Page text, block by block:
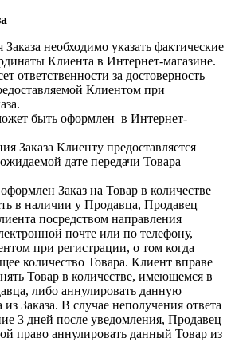
необходимо указать фактические
Клиента в Интернет-магазине.
ответственности за достоверность
Клиентом при
быть оформлен в Интернет-
Заказа Клиенту предоставляется
дате передачи Товара
Заказ на Товар в количестве
в наличии у Продавца, Продавец
посредством направления
почте или по телефону,
при регистрации, о том когда
количество Товара. Клиент вправе
Товар в количестве, имеющемся в
либо аннулировать данную
Заказа. В случае неполучения ответа
3 дней после уведомления, Продавец
право аннулировать данный Товар из